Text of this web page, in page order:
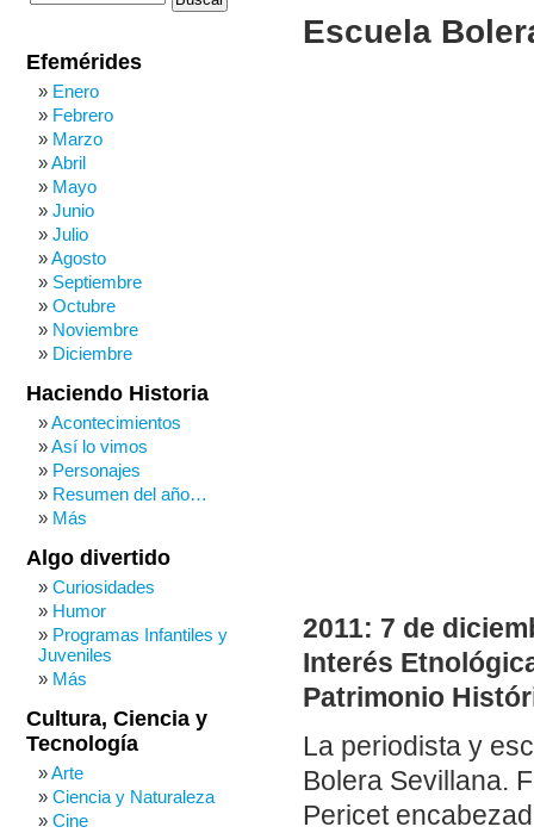
Escuela
2011: 7 de
Interés
Patrimonio
La periodista y
Bolera Sevillana.
Pericet
Efemérides
Enero
Febrero
Marzo
Abril
Mayo
Junio
Julio
Agosto
Septiembre
Octubre
Noviembre
Diciembre
Haciendo Historia
Acontecimientos
Así lo vimos
Personajes
Resumen del año…
Más
Algo divertido
Curiosidades
Humor
Programas Infantiles y
Juveniles
Más
Cultura, Ciencia y
Tecnología
Arte
Ciencia y Naturaleza
Cine